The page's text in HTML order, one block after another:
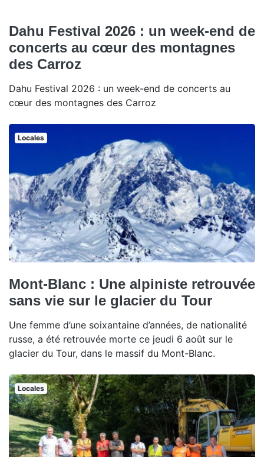
Dahu Festival 2026 : un week-end de
concerts au cœur des montagnes
des Carroz
Dahu Festival 2026 : un week-end de concerts au
cœur des montagnes des Carroz
Locales
Mont-Blanc : Une alpiniste retrouvée
sans vie sur le glacier du Tour
Une femme d’une soixantaine d’années, de nationalité
russe, a été retrouvée morte ce jeudi 6 août sur le
glacier du Tour, dans le massif du Mont-Blanc.
Locales